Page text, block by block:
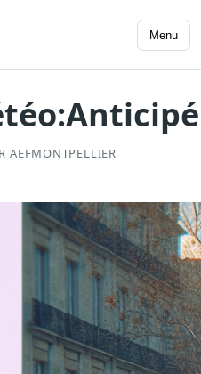
Menu
AEFMONTPELLIER